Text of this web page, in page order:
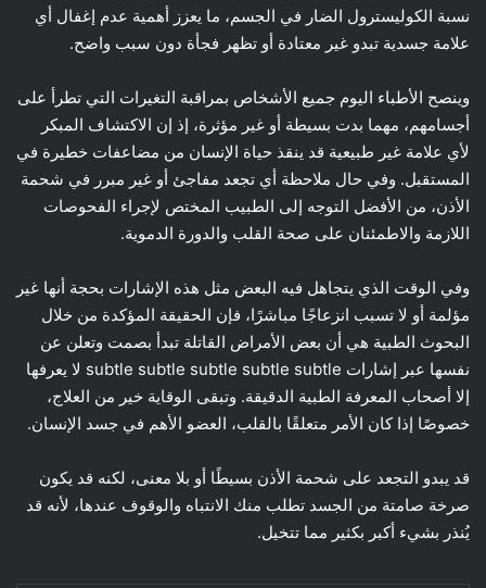
نسبة الكوليسترول الضار في الجسم، ما يعزز أهمية عدم إغفال أي
علامة جسدية تبدو غير معتادة أو تظهر فجأة دون سبب واضح.
وينصح الأطباء اليوم جميع الأشخاص بمراقبة التغيرات التي تطرأ على
أجسامهم، مهما بدت بسيطة أو غير مؤثرة، إذ إن الاكتشاف المبكر
لأي علامة غير طبيعية قد ينقذ حياة الإنسان من مضاعفات خطيرة في
المستقبل. وفي حال ملاحظة أي تجعد مفاجئ أو غير مبرر في شحمة
الأذن، من الأفضل التوجه إلى الطبيب المختص لإجراء الفحوصات
اللازمة والاطمئنان على صحة القلب والدورة الدموية.
وفي الوقت الذي يتجاهل فيه البعض مثل هذه الإشارات بحجة أنها غير
مؤلمة أو لا تسبب انزعاجًا مباشرًا، فإن الحقيقة المؤكدة من خلال
البحوث الطبية هي أن بعض الأمراض القاتلة تبدأ بصمت وتعلن عن
نفسها عبر إشارات subtle subtle subtle subtle subtle لا يعرفها
إلا أصحاب المعرفة الطبية الدقيقة. وتبقى الوقاية خير من العلاج،
خصوصًا إذا كان الأمر متعلقًا بالقلب، العضو الأهم في جسد الإنسان.
قد يبدو التجعد على شحمة الأذن بسيطًا أو بلا معنى، لكنه قد يكون
صرخة صامتة من الجسد تطلب منك الانتباه والوقوف عندها، لأنه قد
يُنذر بشيء أكبر بكثير مما تتخيل.